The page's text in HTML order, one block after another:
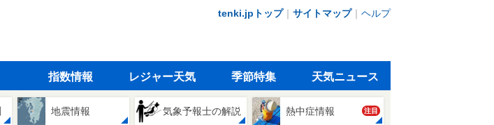
tenki.jpトップ｜ サイトマップ｜ ヘルプ
指数情報 レジャー天気 季節特集 天気ニュース
地震情報 気象予報士の解説 熱中症情報 注目